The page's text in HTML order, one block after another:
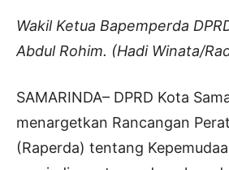
Wakil Ketua Bapemperda
Abdul Rohim. (Hadi Winata/
SAMARINDA– DPRD Kota
menargetkan Rancangan
(Raperda) tentang